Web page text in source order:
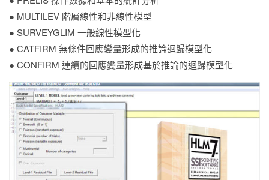
● MULTILEV 階層線性和非線性模型
● SURVEYGLIM 一般線性模型化
● CATFIRM 無條件回應變量形成的推論迴歸模型化
● CONFIRM 連續的回應變量形成基於推論的迴歸模型化